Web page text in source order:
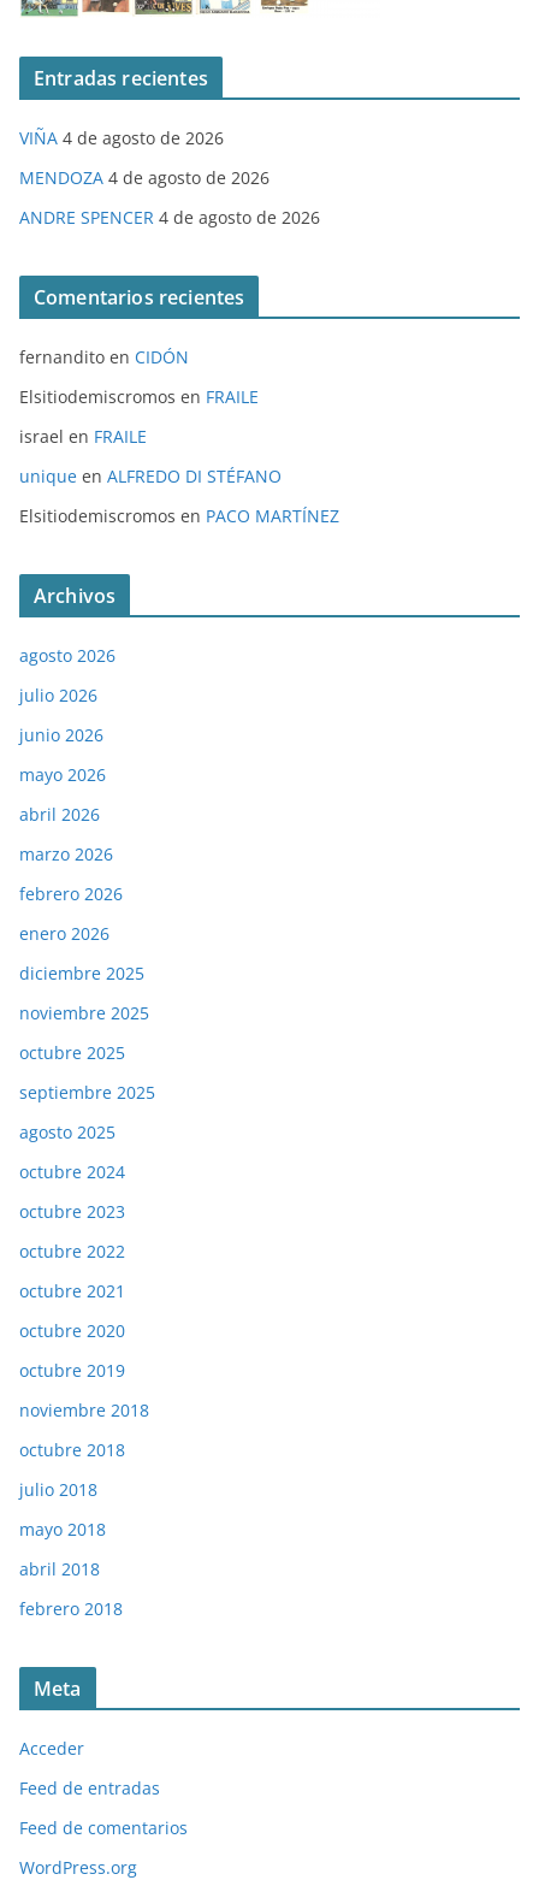
Entradas recientes
VIÑA 4 de agosto de 2026
MENDOZA 4 de agosto de 2026
ANDRE SPENCER 4 de agosto de 2026
Comentarios recientes
fernandito en CIDÓN
Elsitiodemiscromos en FRAILE
israel en FRAILE
unique en ALFREDO DI STÉFANO
Elsitiodemiscromos en PACO MARTÍNEZ
Archivos
agosto 2026
julio 2026
junio 2026
mayo 2026
abril 2026
marzo 2026
febrero 2026
enero 2026
diciembre 2025
noviembre 2025
octubre 2025
septiembre 2025
agosto 2025
octubre 2024
octubre 2023
octubre 2022
octubre 2021
octubre 2020
octubre 2019
noviembre 2018
octubre 2018
julio 2018
mayo 2018
abril 2018
febrero 2018
Meta
Acceder
Feed de entradas
Feed de comentarios
WordPress.org